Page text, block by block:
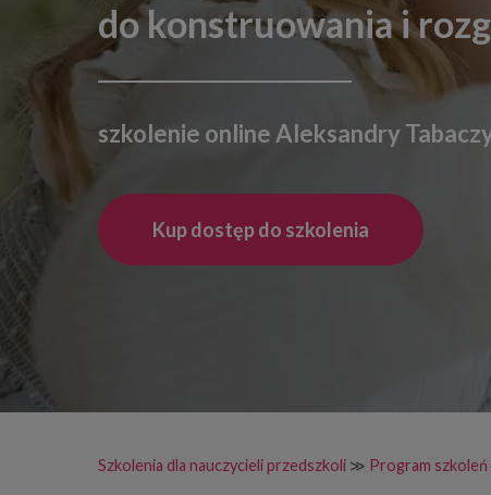
do konstruowania i
szkolenie online Aleksandry
Kup dostęp do szkolenia
Szkolenia dla nauczycieli przedszkoli ≫ Program szkoleń